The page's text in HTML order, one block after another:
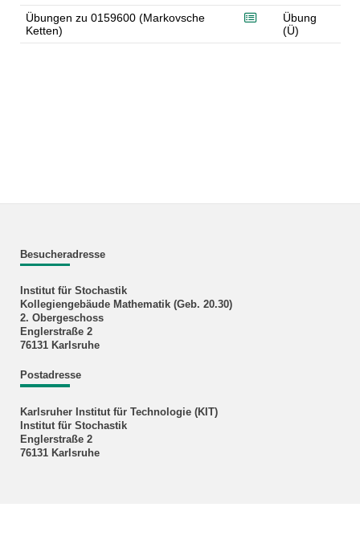
Übungen zu 0159600 (Markovsche
Ketten)
Übung
(Ü)
Besucheradresse
Institut für Stochastik
Kollegiengebäude Mathematik (Geb. 20.30)
2. Obergeschoss
Englerstraße 2
76131 Karlsruhe
Postadresse
Karlsruher Institut für Technologie (KIT)
Institut für Stochastik
Englerstraße 2
76131 Karlsruhe